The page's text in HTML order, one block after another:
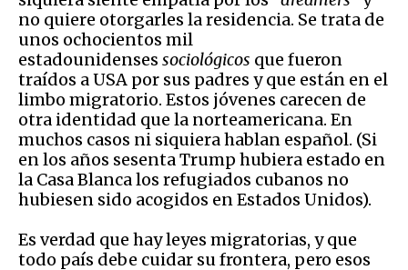
no quiere otorgarles la residencia. Se trata de
unos ochocientos mil
estadounidenses sociológicos que fueron
traídos a USA por sus padres y que están en el
limbo migratorio. Estos jóvenes carecen de
otra identidad que la norteamericana. En
muchos casos ni siquiera hablan español. (Si
en los años sesenta Trump hubiera estado en
la Casa Blanca los refugiados cubanos no
hubiesen sido acogidos en Estados Unidos).
Es verdad que hay leyes migratorias, y que
todo país debe cuidar su frontera, pero esos